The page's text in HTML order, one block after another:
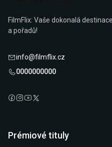
FilmFlix: Vaše dokonalá
a pořadů!
info@filmflix.cz
0000000000
Prémiové tituly